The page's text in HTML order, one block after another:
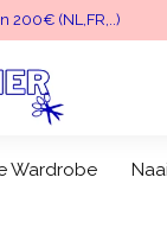
200€ (NL,FR,..)
Wardrobe